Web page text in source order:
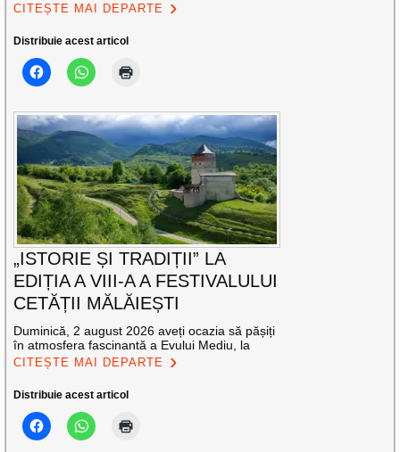
CITEȘTE MAI DEPARTE
Distribuie acest articol
„ISTORIE ȘI TRADIȚII” LA
EDIȚIA A VIII-A A FESTIVALULUI
CETĂȚII MĂLĂIEȘTI
Duminică, 2 august 2026 aveți ocazia să pășiți
în atmosfera fascinantă a Evului Mediu, la
CITEȘTE MAI DEPARTE
Distribuie acest articol